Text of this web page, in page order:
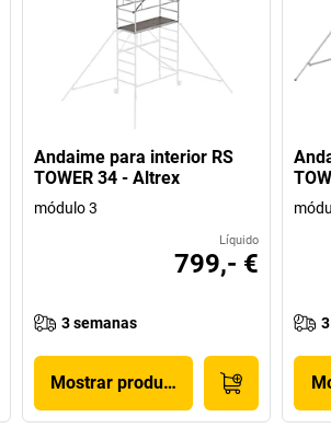
Andaime para interior RS
TOWER 34 - Altrex
módulo 3
Líquido
799,- €
3 semanas
Mostrar produto